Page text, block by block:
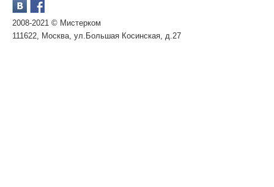
2008-2021 © Мистерком
111622, Москва, ул.Большая Косинская, д.27